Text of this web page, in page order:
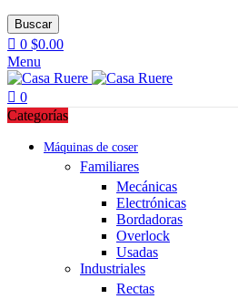
Buscar
0 $0.00
Menu
0
Categorías
Máquinas de coser
Familiares
Mecánicas
Electrónicas
Bordadoras
Overlock
Usadas
Industriales
Rectas